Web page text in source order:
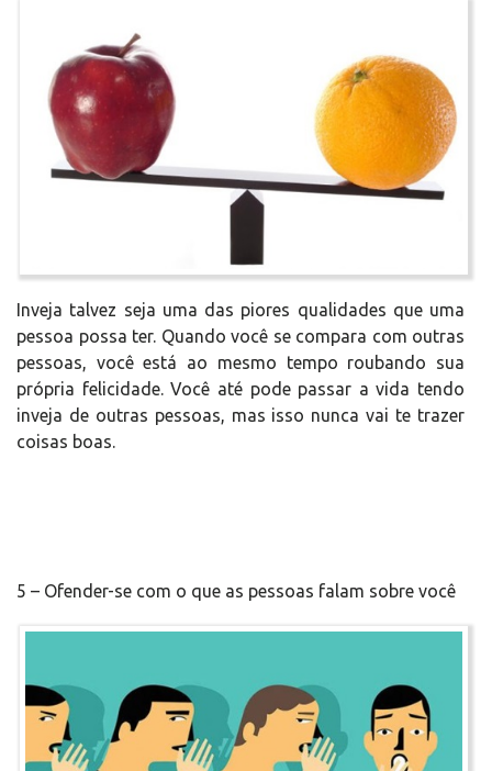
Inveja talvez seja uma das piores qualidades que uma
pessoa possa ter. Quando você se compara com outras
pessoas, você está ao mesmo tempo roubando sua
própria felicidade. Você até pode passar a vida tendo
inveja de outras pessoas, mas isso nunca vai te trazer
coisas boas.
5 – Ofender-se com o que as pessoas falam sobre você